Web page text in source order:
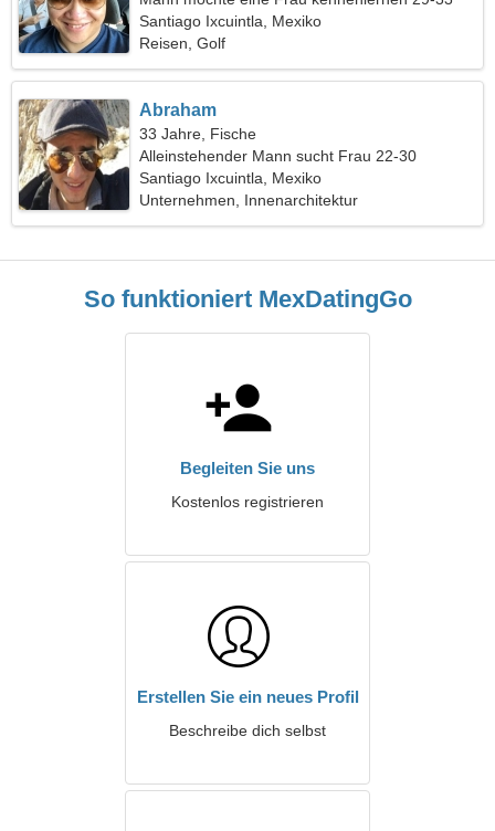
Santiago Ixcuintla, Mexiko
Reisen, Golf
Abraham
33 Jahre, Fische
Alleinstehender Mann sucht Frau 22-30
Santiago Ixcuintla, Mexiko
Unternehmen, Innenarchitektur
So funktioniert MexDatingGo
Begleiten Sie uns
Kostenlos registrieren
Erstellen Sie ein neues Profil
Beschreibe dich selbst